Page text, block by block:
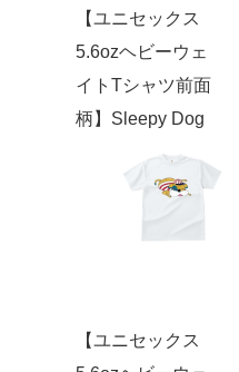
【ユニセックス
5.6ozヘビーウェ
イトTシャツ前面
柄】Sleepy Dog
【ユニセックス